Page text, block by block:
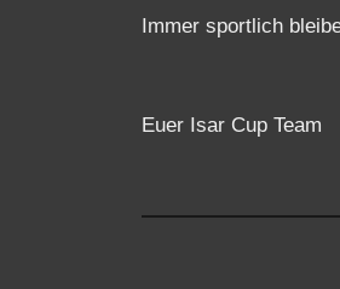
Immer sportlich
Euer Isar Cup Team